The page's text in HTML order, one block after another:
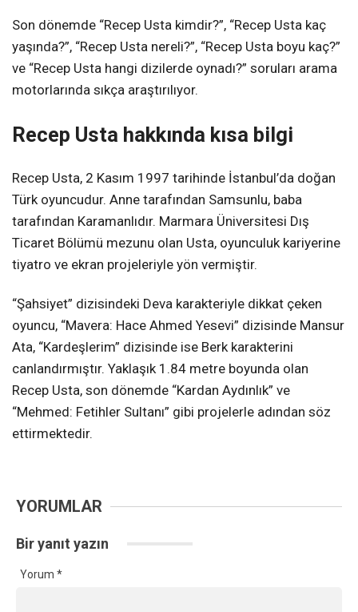
Son dönemde “Recep Usta kimdir?”, “Recep Usta kaç
yaşında?”, “Recep Usta nereli?”, “Recep Usta boyu kaç?”
ve “Recep Usta hangi dizilerde oynadı?” soruları arama
motorlarında sıkça araştırılıyor.
Recep Usta hakkında kısa bilgi
Recep Usta, 2 Kasım 1997 tarihinde İstanbul’da doğan
Türk oyuncudur. Anne tarafından Samsunlu, baba
tarafından Karamanlıdır. Marmara Üniversitesi Dış
Ticaret Bölümü mezunu olan Usta, oyunculuk kariyerine
tiyatro ve ekran projeleriyle yön vermiştir.
“Şahsiyet” dizisindeki Deva karakteriyle dikkat çeken
oyuncu, “Mavera: Hace Ahmed Yesevi” dizisinde Mansur
Ata, “Kardeşlerim” dizisinde ise Berk karakterini
canlandırmıştır. Yaklaşık 1.84 metre boyunda olan
Recep Usta, son dönemde “Kardan Aydınlık” ve
“Mehmed: Fetihler Sultanı” gibi projelerle adından söz
ettirmektedir.
YORUMLAR
Bir yanıt yazın
Yorum *